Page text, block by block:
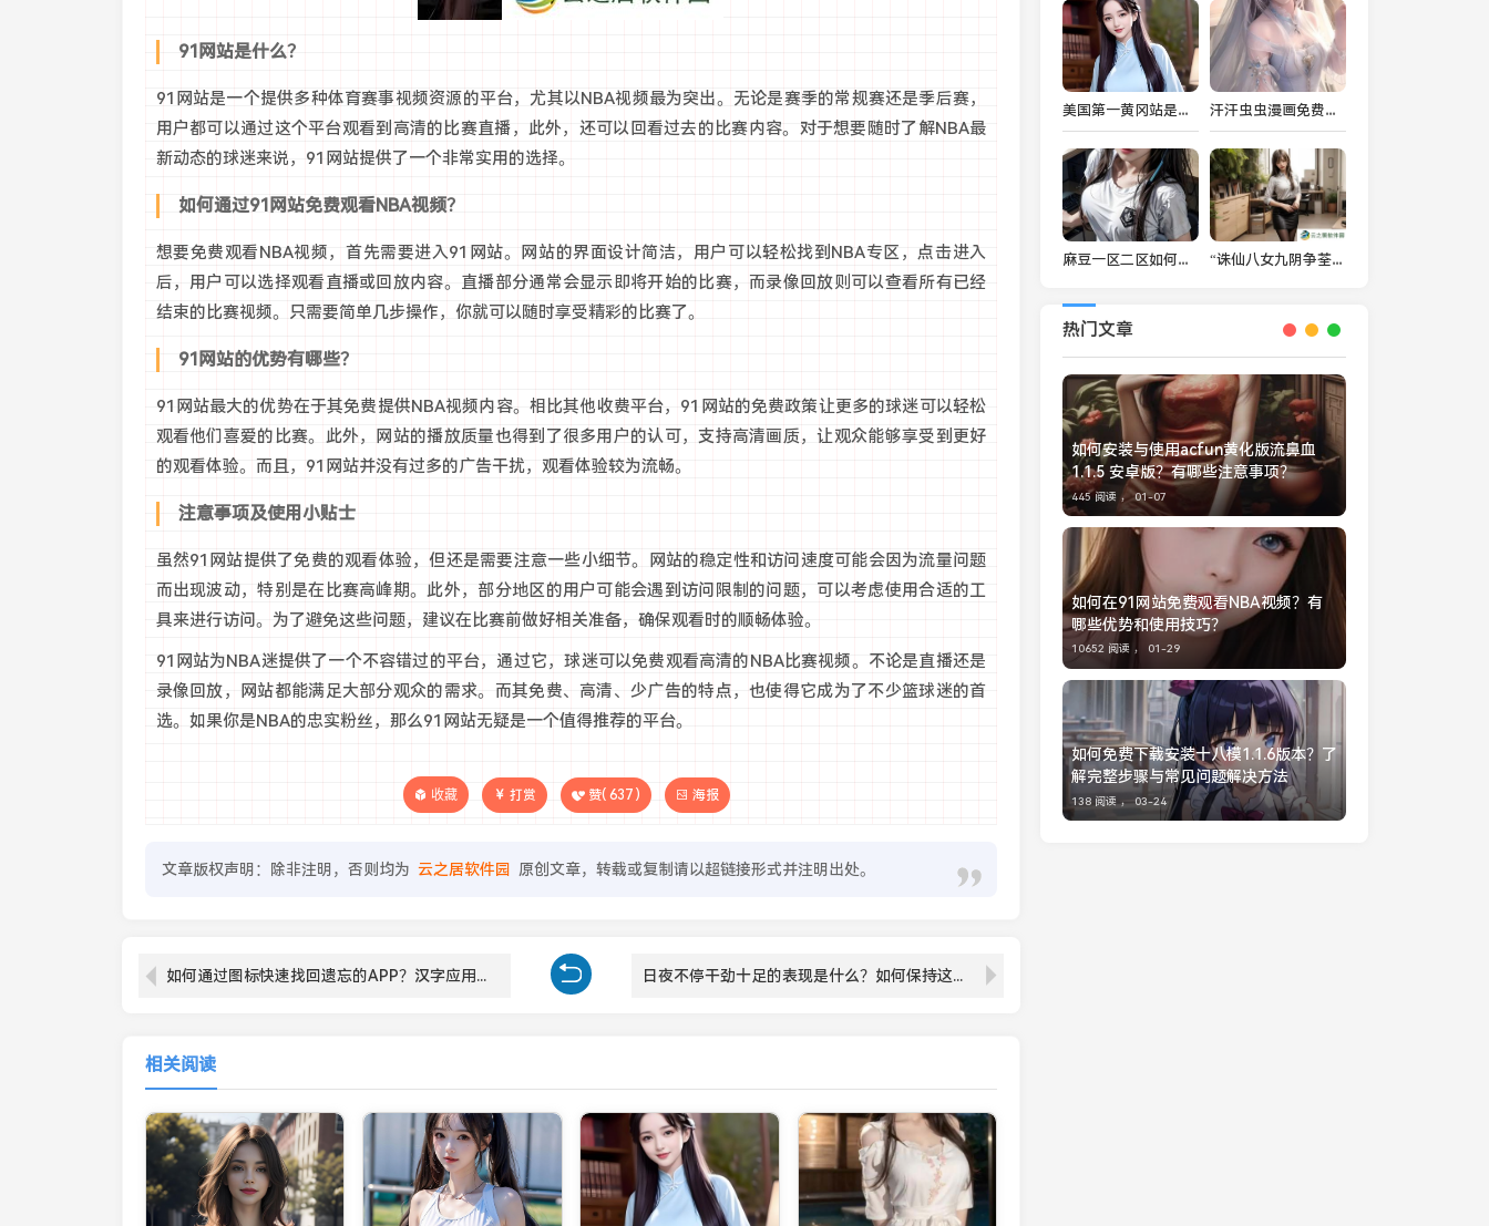
91网站是什么？
91网站是一个提供多种体育赛事视频资源的平台，尤其以NBA视频最为突出。无论是赛季的常规赛还是季后赛，
用户都可以通过这个平台观看到高清的比赛直播，此外，还可以回看过去的比赛内容。对于想要随时了解NBA最
新动态的球迷来说，91网站提供了一个非常实用的选择。
如何通过91网站免费观看NBA视频？
想要免费观看NBA视频，首先需要进入91网站。网站的界面设计简洁，用户可以轻松找到NBA专区，点击进入
后，用户可以选择观看直播或回放内容。直播部分通常会显示即将开始的比赛，而录像回放则可以查看所有已经
结束的比赛视频。只需要简单几步操作，你就可以随时享受精彩的比赛了。
91网站的优势有哪些？
91网站最大的优势在于其免费提供NBA视频内容。相比其他收费平台，91网站的免费政策让更多的球迷可以轻松
观看他们喜爱的比赛。此外，网站的播放质量也得到了很多用户的认可，支持高清画质，让观众能够享受到更好
的观看体验。而且，91网站并没有过多的广告干扰，观看体验较为流畅。
注意事项及使用小贴士
虽然91网站提供了免费的观看体验，但还是需要注意一些小细节。网站的稳定性和访问速度可能会因为流量问题
而出现波动，特别是在比赛高峰期。此外，部分地区的用户可能会遇到访问限制的问题，可以考虑使用合适的工
具来进行访问。为了避免这些问题，建议在比赛前做好相关准备，确保观看时的顺畅体验。
91网站为NBA迷提供了一个不容错过的平台，通过它，球迷可以免费观看高清的NBA比赛视频。不论是直播还是
录像回放，网站都能满足大部分观众的需求。而其免费、高清、少广告的特点，也使得它成为了不少篮球迷的首
选。如果你是NBA的忠实粉丝，那么91网站无疑是一个值得推荐的平台。
收藏 打赏 赞( 637 ) 海报
文章版权声明：除非注明，否则均为 云之居软件园 原创文章，转载或复制请以超链接形式并注明出处。
如何通过图标快速找回遗忘的APP？汉字应用名称在哪里查找？ 日夜不停干劲十足的表现是什么？如何保持这种高效能量？
相关阅读
美国第一黄冈站是如何影响美国中文教育发展的？ 汗汗虫虫漫画免费阅读看漫，如何找到最佳资源？
麻豆一区二区如何提升用户观影体验？ “诛仙八女九阴争荃”背后的故事与谜团：究竟何为九阴之荃?
热门文章
如何安装与使用acfun黄化版流鼻血
1.1.5 安卓版？有哪些注意事项？
445 阅读 ， 01-07
如何在91网站免费观看NBA视频？有
哪些优势和使用技巧？
10652 阅读 ， 01-29
如何免费下载安装十八模1.1.6版本？了
解完整步骤与常见问题解决方法
138 阅读 ， 03-24